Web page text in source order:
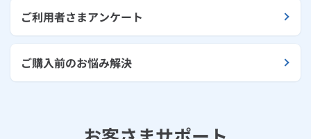
ご利用者さまアンケート
ご購入前のお悩み解決